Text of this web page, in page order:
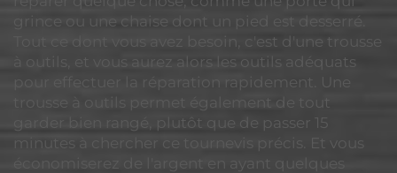
grince ou une chaise dont un pied est desserré.
Tout ce dont vous avez besoin, c'est d'une trousse
à outils, et vous aurez alors les outils adéquats
pour effectuer la réparation rapidement. Une
trousse à outils permet également de tout
garder bien rangé, plutôt que de passer 15
minutes à chercher ce tournevis précis. Et vous
économiserez de l'argent en ayant quelques